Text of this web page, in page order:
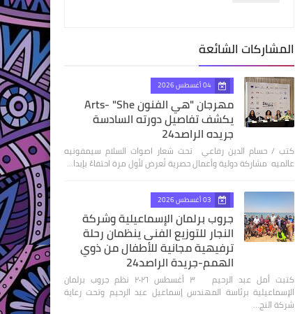
المشاركات الشائعة
04 أغسطس 2026
مهرجان "هي الفنون Arts- "She
يكشف تفاصيل دورته السادسة
جريده الراصد24
كتب / حسام الدين رفاعي تحت شعار اصوات السلام سيمفونيه
عالميه مشاركة دولية وأعمال حصرية تُعرض لأول مرة احتفاءً بإبدا…
03 أغسطس 2026
جروب برلمان الإسماعيلية وشركة
النجار للتوزيع الفنى ينظمان رحلة
ترفيهية مجانية للأطفال من ذوي
الهمم-جريدة الراصد24
كتبت أمل عبد الرحيم ٣ أغسطس ٢٠٢٦ نظم جروب برلمان
الإسماعيلية برئاسة المهندس إسماعيل عبد الرحيم وتحت رعاية
شركة النج…